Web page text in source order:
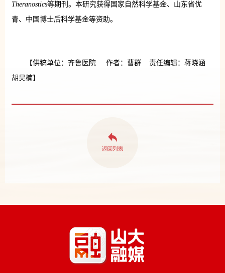
Theranostics等期刊。本研究获得国家自然科学基金、山东省优
青、中国博士后科学基金等资助。
【供稿单位：齐鲁医院 作者：曹群 责任编辑：蒋晓涵
胡昊楠】